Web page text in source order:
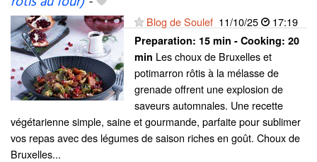
Blog de Soulef 11/10/25 17:19
Preparation: 15 min - Cooking: 20
min Les choux de Bruxelles et
potimarron rôtis à la mélasse de
grenade offrent une explosion de
saveurs automnales. Une recette
végétarienne simple, saine et gourmande, parfaite pour sublimer
vos repas avec des légumes de saison riches en goût. Choux de
Bruxelles...